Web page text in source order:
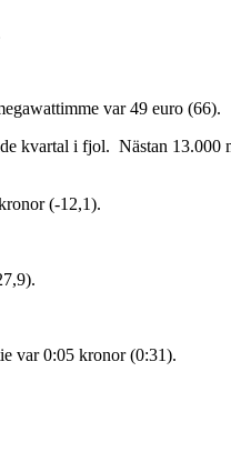
var 49 euro (66).
kvartal i fjol. Nästan 13.000
(-12,1).
var 0:05 kronor (0:31).